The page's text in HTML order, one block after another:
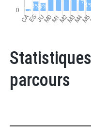
parcours